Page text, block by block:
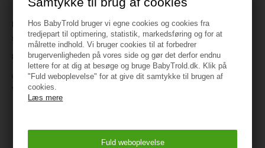
Hos BabyTrold bruger vi egne cookies og cookies fra
tredjepart til optimering, statistik, markedsføring og for at
målrette indhold. Vi bruger cookies til at forbedrer
brugervenligheden på vores side og gør det derfor endnu
lettere for at dig at besøge og bruge BabyTrold.dk. Klik på
"Fuld weboplevelse" for at give dit samtykke til brugen af
cookies.
Læs mere
byASTRUP Rosetter til hest, 2
stk
89,95
På lager
Varenr.:84223
byASTRUP Rustning til hest,
sølv
399 kr.
På lager